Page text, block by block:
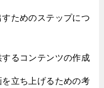
すためのステップにつ
るコンテンツの作成
立ち上げるための考